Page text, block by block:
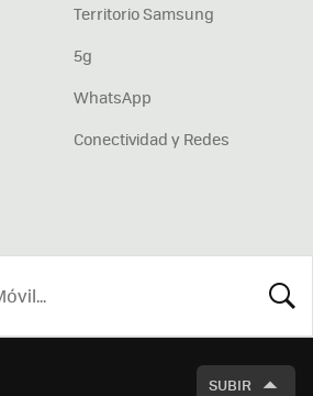
Territorio Samsung
5g
WhatsApp
Conectividad y Redes
SUBIR